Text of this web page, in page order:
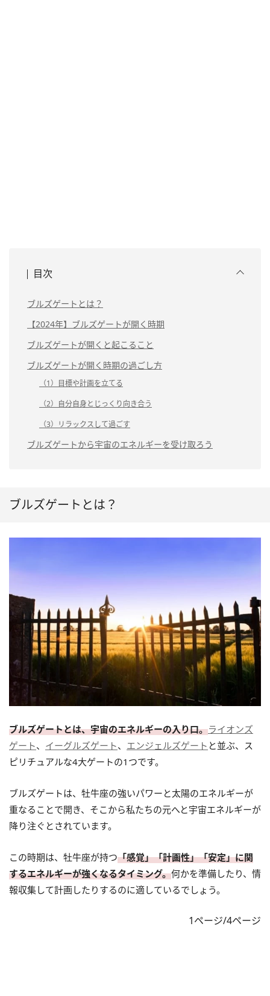
目次
ブルズゲートとは？
【2024年】ブルズゲートが開く時期
ブルズゲートが開くと起こること
ブルズゲートが開く時期の過ごし方
（1）目標や計画を立てる
（2）自分自身とじっくり向き合う
（3）リラックスして過ごす
ブルズゲートから宇宙のエネルギーを受け取ろう
ブルズゲートとは？
ブルズゲートとは、宇宙のエネルギーの入り口。ライオンズ
ゲート、 イーグルズゲート、 エンジェルズゲート と並ぶ、ス
ピリチュアルな4大ゲートの1つです。
ブルズゲートは、牡牛座の強いパワーと太陽のエネルギーが
重なることで開き、そこから私たちの元へと宇宙エネルギーが
降り注ぐとされています。
この時期は、牡牛座が持つ「感覚」「計画性」「安定」に関
するエネルギーが強くなるタイミング。何かを準備したり、情
報収集して計画したりするのに適しているでしょう。
1ページ/4ページ